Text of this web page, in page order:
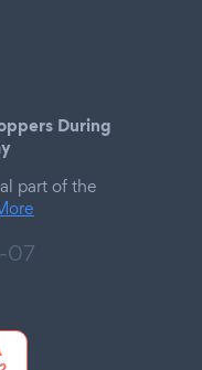
During
part of the
07